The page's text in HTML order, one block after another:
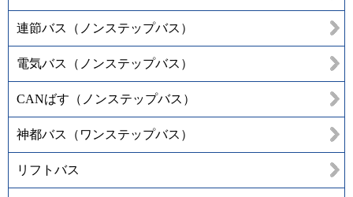
連節バス（ノンステップバス）
電気バス（ノンステップバス）
CANばす（ノンステップバス）
神都バス（ワンステップバス）
リフトバス